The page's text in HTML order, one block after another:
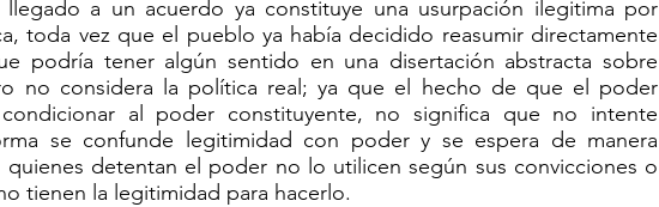
a un acuerdo ya constituye una usurpación ilegitima por
toda vez que el pueblo ya había decidido reasumir directamente
podría tener algún sentido en una disertación abstracta sobre
no considera la política real; ya que el hecho de que el poder
al poder constituyente, no significa que no intente
se confunde legitimidad con poder y se espera de manera
detentan el poder no lo utilicen según sus convicciones o
tienen la legitimidad para hacerlo.